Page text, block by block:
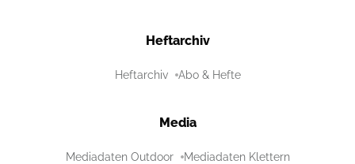
Heftarchiv
Heftarchiv Abo & Hefte
Media
Mediadaten Outdoor Mediadaten Klettern